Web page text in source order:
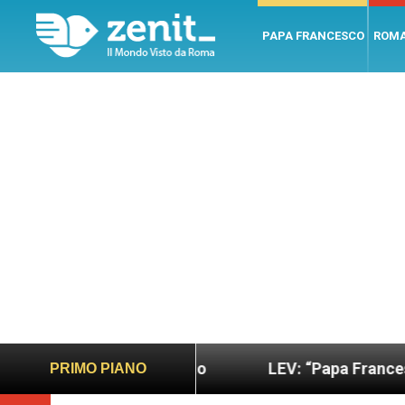
PAPA FRANCESCO
PRIMO PIANO
e giusto LEV: “Papa Francesco. Un uomo